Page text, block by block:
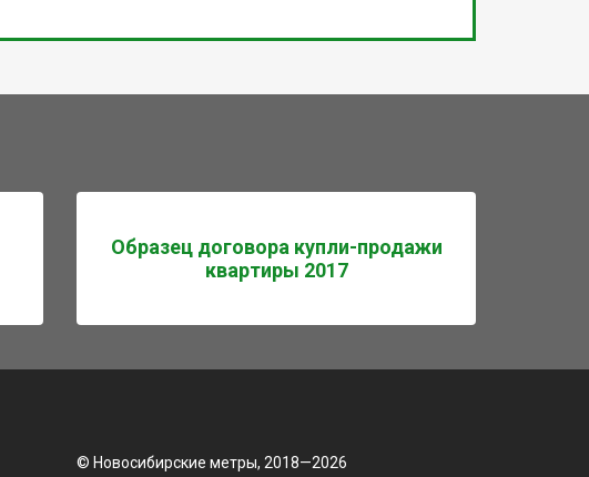
Образец договора купли-продажи
квартиры 2017
© Новосибирские метры, 2018—2026